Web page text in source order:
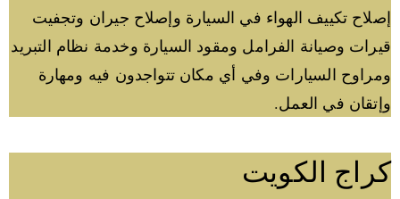
إصلاح تكييف الهواء في السيارة وإصلاح جيران وتجفيت
قيرات وصيانة الفرامل ومقود السيارة وخدمة نظام التبريد
ومراوح السيارات وفي أي مكان تتواجدون فيه ومهارة
وإتقان في العمل.
كراج الكويت